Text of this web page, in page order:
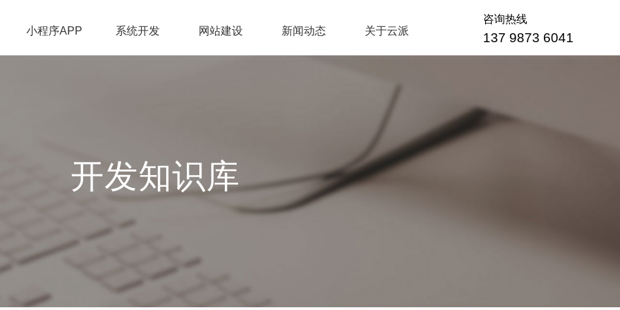
小程序APP 系统开发 网站建设 新闻动态 关于云派
咨询热线
137 9873 6041
开发知识库